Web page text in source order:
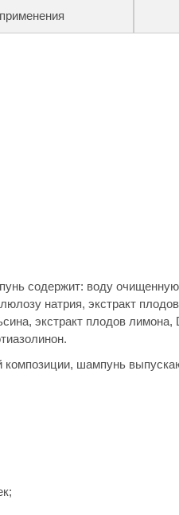
содержит: воду
натрия, экстракт
экстракт плодов
шампунь